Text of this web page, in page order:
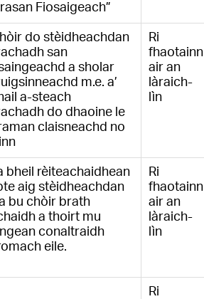
Fiosaigeach”
do stèidheachdan
san
a sholar
m.e. a’
a-steach
do dhaoine le
claisneachd no
Ri
fhaotainn
air an
làraich-
lìn
bheil rèiteachaidhean
aig stèidheachdan
bu chòir brath
a thoirt mu
conaltraidh
eile.
Ri
fhaotainn
air an
làraich-
lìn
Ri